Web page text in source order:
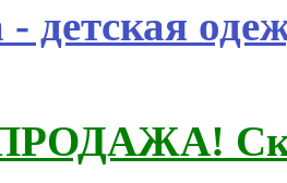
детская